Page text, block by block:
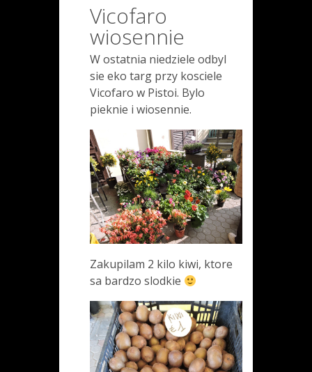
Vicofaro
wiosennie
W ostatnia niedziele odbyl
sie eko targ przy kosciele
Vicofaro w Pistoi. Bylo
pieknie i wiosennie.
Zakupilam 2 kilo kiwi, ktore
sa bardzo slodkie